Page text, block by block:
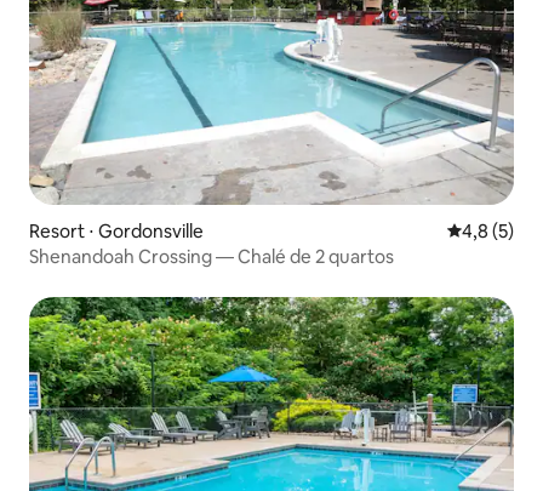
Resort ⋅ Gordonsville 4,8 de
4,8 (5)
Shenandoah Crossing — Chalé de 2 quartos